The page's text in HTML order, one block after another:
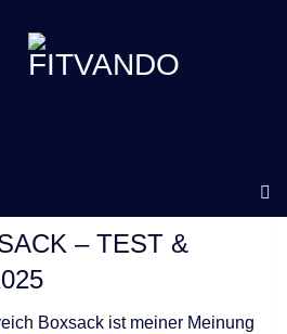
– TEST &
Boxsack ist meiner Meinung